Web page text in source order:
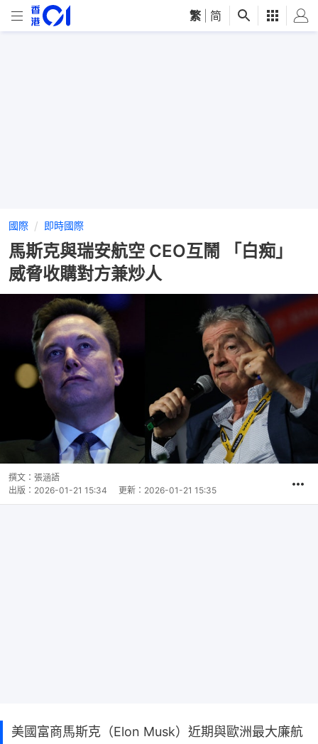
繁 简
國際 即時國際
馬斯克與瑞安航空 CEO互鬧 「白痴」
威脅收購對方兼炒人
撰文： 張涵語
出版： 2026-01-21 15:34 更新： 2026-01-21 15:35
美國富商馬斯克（Elon Musk）近期與歐洲最大廉航